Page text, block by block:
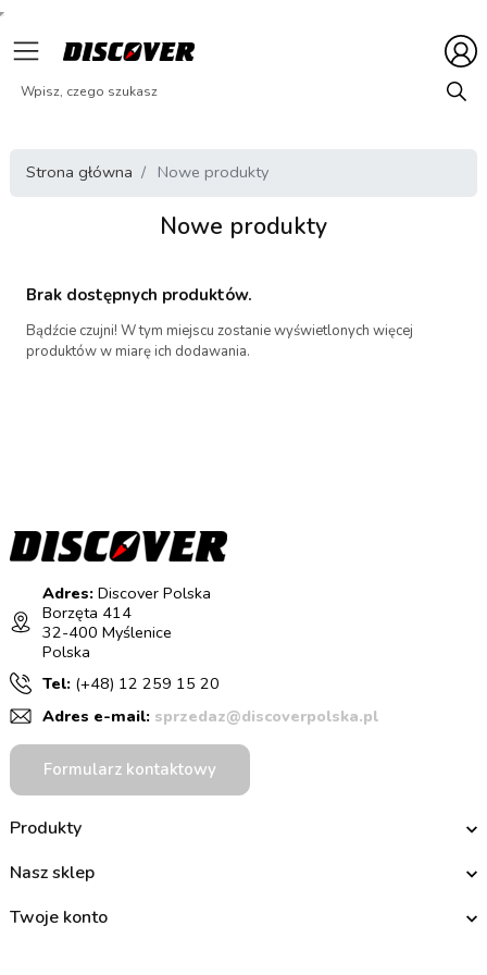
Strona główna Nowe produkty
Nowe produkty
Brak dostępnych produktów.
Bądźcie czujni! W tym miejscu zostanie wyświetlonych więcej
produktów w miarę ich dodawania.
Adres:Discover Polska
Borzęta 414
32-400 Myślenice
Polska
Tel: (+48) 12 259 15 20
Adres e-mail: sprzedaz@discoverpolska.pl
Formularz kontaktowy
Produkty
Nasz sklep
Twoje konto